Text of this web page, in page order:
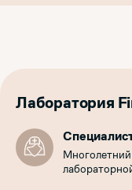
Лаборатория